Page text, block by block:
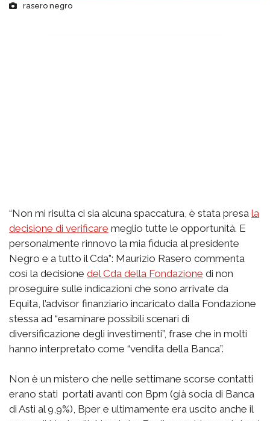
rasero negro
“Non mi risulta ci sia alcuna spaccatura, è stata presa la
decisione di verificare meglio tutte le opportunità. E
personalmente rinnovo la mia fiducia al presidente
Negro e a tutto il Cda”: Maurizio Rasero commenta
così la decisione del Cda della Fondazione di non
proseguire sulle indicazioni che sono arrivate da
Equita, l’advisor finanziario incaricato dalla Fondazione
stessa ad “esaminare possibili scenari di
diversificazione degli investimenti”, frase che in molti
hanno interpretato come “vendita della Banca”.
Non è un mistero che nelle settimane scorse contatti
erano stati portati avanti con Bpm (già socia di Banca
di Asti al 9,9%), Bper e ultimamente era uscito anche il